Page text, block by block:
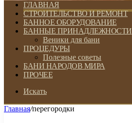
ГЛАВНАЯ
СТРОИТЕЛЬСТВО И РЕМОНТ
БАННОЕ ОБОРУДОВАНИЕ
БАННЫЕ ПРИНАДЛЕЖНОСТИ
Веники для бани
ПРОЦЕДУРЫ
Полезные советы
БАНИ НАРОДОВ МИРА
ПРОЧЕЕ
Искать
Главная/перегородки